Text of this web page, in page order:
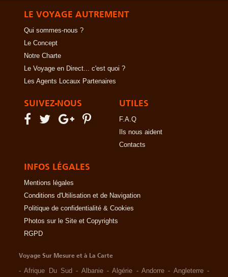
LE VOYAGE AUTREMENT
Qui sommes-nous ?
Le Concept
Notre Charte
Le Voyage en Direct... c'est quoi ?
Les Agents Locaux Partenaires
SUIVEZ-NOUS UTILES
F.A.Q
Ils nous aident
Contacts
INFOS LÉGALES
Mentions légales
Conditions d'Utilisation et de Navigation
Politique de confidentialité & Cookies
Photos sur le Site et Copyrights
RGPD
Voyage Sur Mesure et à La Carte
-Afrique Du Sud - Albanie -Algérie -Andorre - Angleterre -